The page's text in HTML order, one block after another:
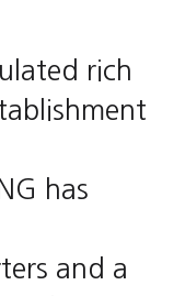
rich
has
and a